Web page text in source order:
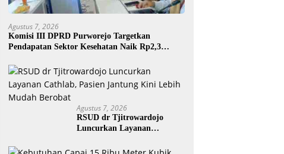
Agustus 7, 2026
Komisi III DPRD Purworejo Targetkan
Pendapatan Sektor Kesehatan Naik Rp2,3
Agustus 7, 2026
RSUD dr Tjitrowardojo
Luncurkan Layanan
Lebih Mudah Berobat